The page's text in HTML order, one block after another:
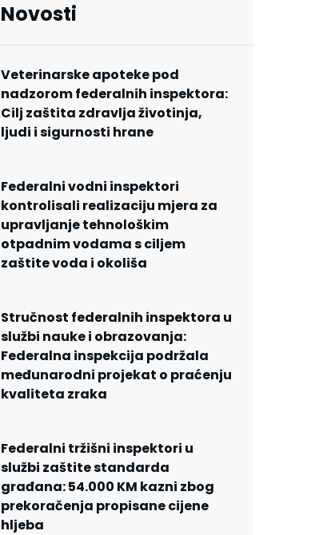
Novosti
Veterinarske apoteke pod
nadzorom federalnih inspektora:
Cilj zaštita zdravlja životinja,
ljudi i sigurnosti hrane
Federalni vodni inspektori
kontrolisali realizaciju mjera za
upravljanje tehnološkim
otpadnim vodama s ciljem
zaštite voda i okoliša
Stručnost federalnih inspektora u
službi nauke i obrazovanja:
Federalna inspekcija podržala
međunarodni projekat o praćenju
kvaliteta zraka
Federalni tržišni inspektori u
službi zaštite standarda
građana: 54.000 KM kazni zbog
prekoračenja propisane cijene
hljeba